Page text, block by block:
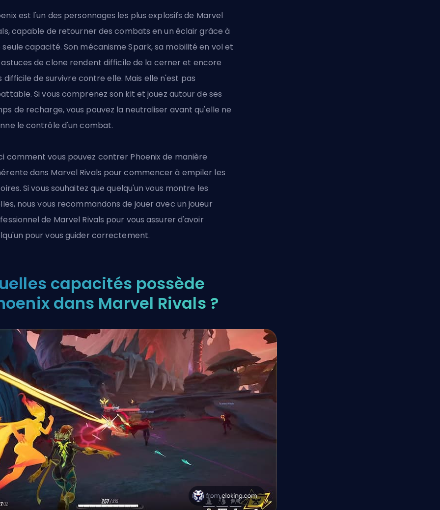
est l'un des personnages les plus explosifs de Marvel
, capable de retourner des combats en un éclair grâce à
seule capacité. Son mécanisme Spark, sa mobilité en vol et
astuces de clone rendent difficile de la cerner et encore
difficile de survivre contre elle. Mais elle n'est pas
Si vous comprenez son kit et jouez autour de ses
de recharge, vous pouvez la neutraliser avant qu'elle ne
le contrôle d'un combat.
comment vous pouvez contrer Phoenix de manière
dans Marvel Rivals pour commencer à empiler les
Si vous souhaitez que quelqu'un vous montre les
nous vous recommandons de jouer avec un joueur
de Marvel Rivals pour vous assurer d'avoir
pour vous guider correctement.
capacités possède
dans Marvel Rivals ?